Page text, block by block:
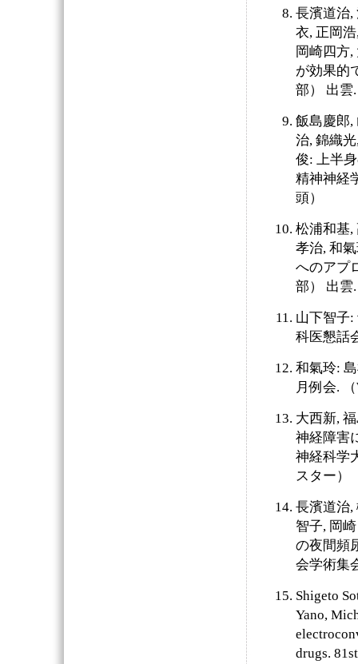
長濱道治,
衣, 正岡
岡崎四方
が効果的
部） 出雲
飯島慶郎,
治, 錦織
俊: 上半
精神神経
頭）
松浦和基,
孝治, 和
へのアプ
部） 出雲
山下智子:
科医懇話
和氣玲:
月例会.
大西新,
神経障害
神経科学
スター）
長濱道治,
智子, 岡
の夜間頻
会学術集
Shigeto
Yano,
drugs.